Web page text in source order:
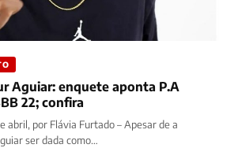
Aguiar: enquete aponta P.A
22; confira
abril, por Flávia Furtado – Apesar de a
ser dada como…